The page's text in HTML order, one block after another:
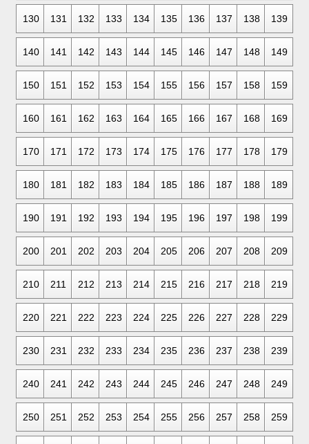
130 131 132 133 134 135 136 137 138 139
140 141 142 143 144 145 146 147 148 149
150 151 152 153 154 155 156 157 158 159
160 161 162 163 164 165 166 167 168 169
170 171 172 173 174 175 176 177 178 179
180 181 182 183 184 185 186 187 188 189
190 191 192 193 194 195 196 197 198 199
200 201 202 203 204 205 206 207 208 209
210 211 212 213 214 215 216 217 218 219
220 221 222 223 224 225 226 227 228 229
230 231 232 233 234 235 236 237 238 239
240 241 242 243 244 245 246 247 248 249
250 251 252 253 254 255 256 257 258 259